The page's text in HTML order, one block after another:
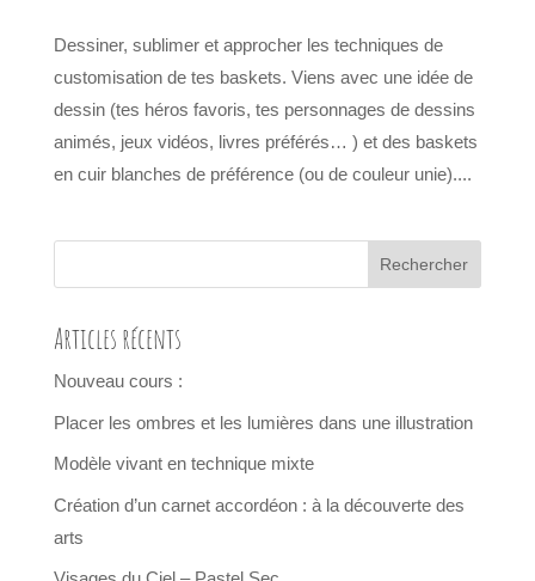
Dessiner, sublimer et approcher les techniques de
customisation de tes baskets. Viens avec une idée de
dessin (tes héros favoris, tes personnages de dessins
animés, jeux vidéos, livres préférés… ) et des baskets
en cuir blanches de préférence (ou de couleur unie)....
Articles récents
Nouveau cours :
Placer les ombres et les lumières dans une illustration
Modèle vivant en technique mixte
Création d’un carnet accordéon : à la découverte des
arts